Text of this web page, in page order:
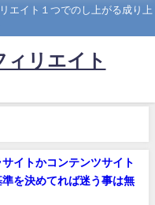
エイト１つでのし上がる成り上
ィリエイト
イトかコンテンツサイト
を決めてれば迷う事は無